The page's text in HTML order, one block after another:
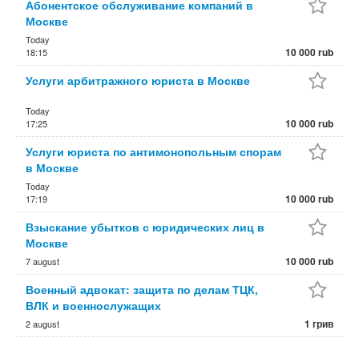
Абонентское обслуживание компаний в
Москве
Today
18:15
10 000 rub
Услуги арбитражного юриста в Москве
Today
17:25
10 000 rub
Услуги юриста по антимонопольным спорам
в Москве
Today
17:19
10 000 rub
Взыскание убытков с юридических лиц в
Москве
7 august 10 000 rub
Военный адвокат: защита по делам ТЦК,
ВЛК и военнослужащих
2 august 1 грив